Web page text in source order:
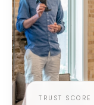
TRUST SCORE